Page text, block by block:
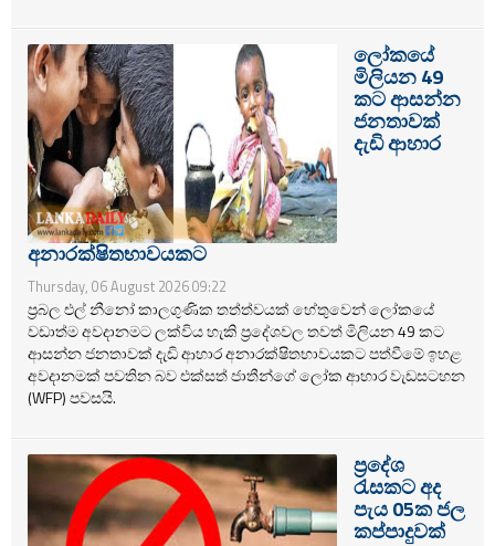
ලෝකයේ
මිලියන 49
කට ආසන්න
ජනතාවක්
දැඩි ආහාර
අනාරක්ෂිතභාවයකට
Thursday, 06 August 2026 09:22
ප්‍රබල එල් නීනෝ කාලගුණික තත්ත්වයක් හේතුවෙන් ලෝකයේ
වඩාත්ම අවදානමට ලක්විය හැකි ප්‍රදේශවල තවත් මිලියන 49 කට
ආසන්න ජනතාවක් දැඩි ආහාර අනාරක්ෂිතභාවයකට පත්වීමේ ඉහළ
අවදානමක් පවතින බව එක්සත් ජාතීන්ගේ ලෝක ආහාර වැඩසටහන
(WFP) පවසයි.
ප්‍රදේශ
රැසකට අද
පැය 05ක ජල
කප්පාදුවක්